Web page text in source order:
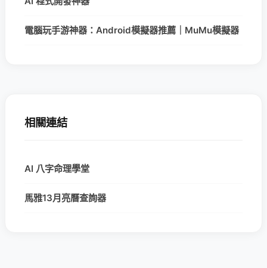
電腦玩手游神器：Android模擬器推薦｜MuMu模擬器
相關連結
AI 八字命理學堂
馬雅13月亮曆查詢器